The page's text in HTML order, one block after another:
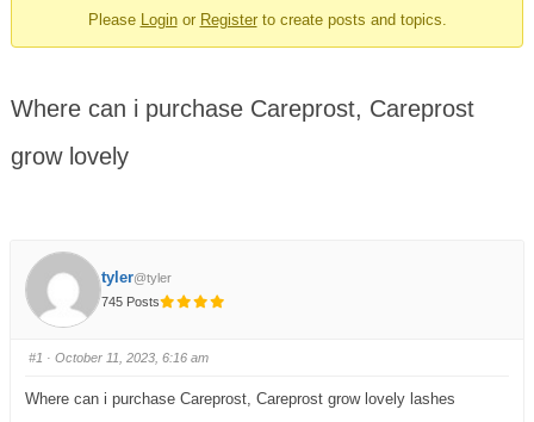
Please Loginor Registerto create posts and topics.
Where can i purchase Careprost, Careprost
grow lovely
tyler@tyler
745 Posts
#1 · October 11, 2023, 6:16 am
Where can i purchase Careprost, Careprost grow lovely lashes